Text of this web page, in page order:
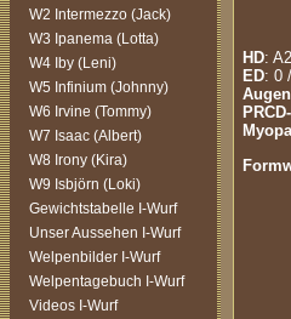
W2 Intermezzo (Jack)
W3 Ipanema (Lotta)
W4 Iby (Leni)
W5 Infinium (Johnny)
W6 Irvine (Tommy)
W7 Isaac (Albert)
W8 Irony (Kira)
W9 Isbjörn (Loki)
Gewichtstabelle I-Wurf
Unser Aussehen I-Wurf
Welpenbilder I-Wurf
Welpentagebuch I-Wurf
Videos I-Wurf
HD:
ED: 0